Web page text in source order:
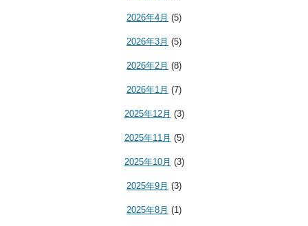
2026年4月 (5)
2026年3月 (5)
2026年2月 (8)
2026年1月 (7)
2025年12月 (3)
2025年11月 (5)
2025年10月 (3)
2025年9月 (3)
2025年8月 (1)